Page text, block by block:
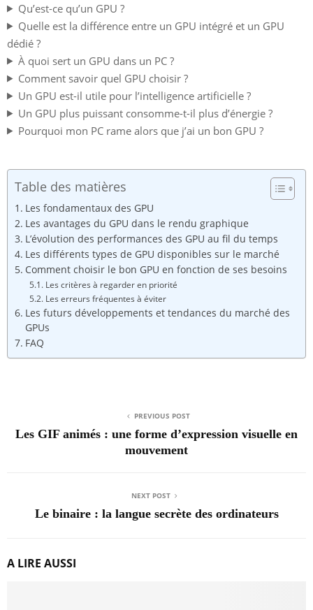
Qu’est-ce qu’un GPU ?
Quelle est la différence entre un GPU intégré et un GPU
dédié ?
À quoi sert un GPU dans un PC ?
Comment savoir quel GPU choisir ?
Un GPU est-il utile pour l’intelligence artificielle ?
Un GPU plus puissant consomme-t-il plus d’énergie ?
Pourquoi mon PC rame alors que j’ai un bon GPU ?
Table des matières
Les fondamentaux des GPU
Les avantages du GPU dans le rendu graphique
L’évolution des performances des GPU au fil du temps
Les différents types de GPU disponibles sur le marché
Comment choisir le bon GPU en fonction de ses besoins
Les critères à regarder en priorité
Les erreurs fréquentes à éviter
Les futurs développements et tendances du marché des
GPUs
FAQ
PREVIOUS POST
Les GIF animés : une forme d’expression visuelle en
mouvement
NEXT POST
Le binaire : la langue secrète des ordinateurs
A LIRE AUSSI